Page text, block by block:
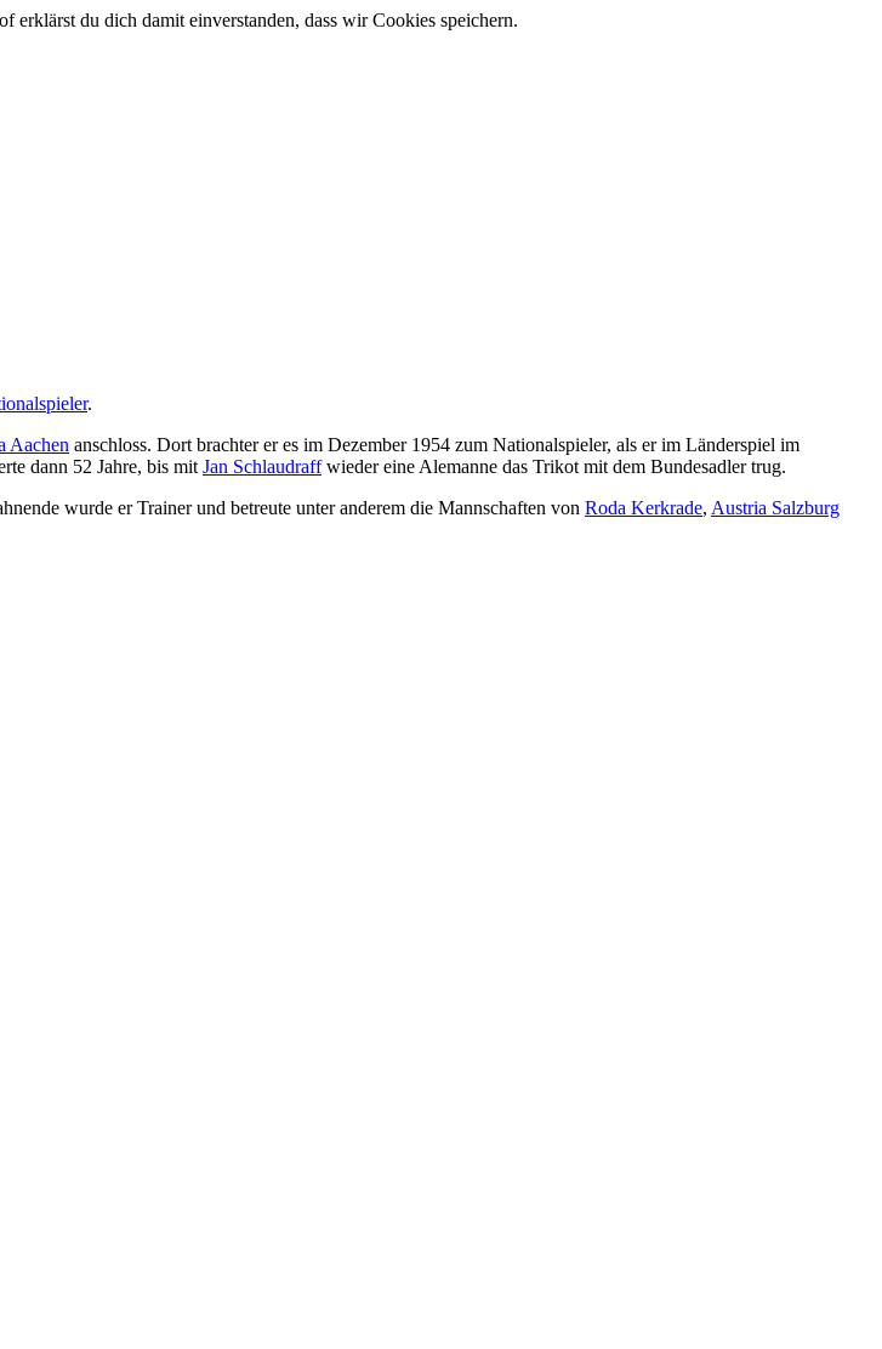
du dich damit einverstanden, dass wir Cookies speichern.
.
Aachen anschloss. Dort brachter er es im Dezember 1954 zum Nationalspieler, als er im Länderspiel im
dann 52 Jahre, bis mit Jan Schlaudraffwieder eine Alemanne das Trikot mit dem Bundesadler trug.
wurde er Trainer und betreute unter anderem die Mannschaften von Roda Kerkrade, Austria Salzburg